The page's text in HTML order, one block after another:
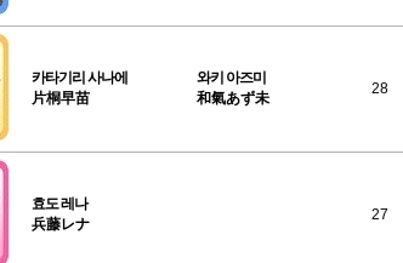
카타기리 사나에
片桐早苗
와키 아즈미
和氣あず未
28
효도레나
兵藤レナ
27